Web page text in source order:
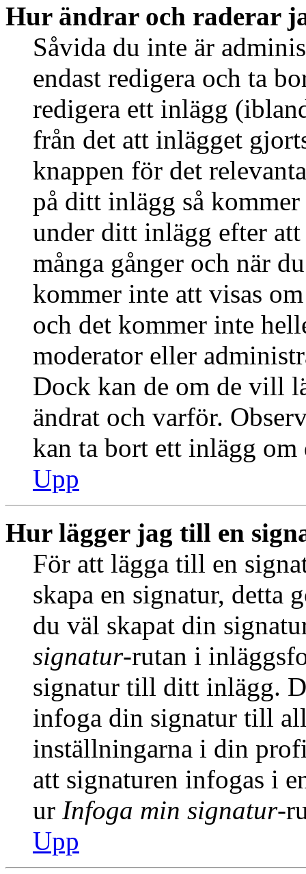
Hur ändrar och raderar
Såvida du inte är
endast redigera och ta
redigera ett inlägg
från det att inlägget
knappen för det
på ditt inlägg så
under ditt inlägg efter
många gånger och när
kommer inte att visas
och det kommer inte
moderator eller
Dock kan de om de vill
ändrat och varför.
kan ta bort ett inlägg om
Upp
Hur lägger jag till en
För att lägga till en
skapa en signatur,
du väl skapat din
signatur-rutan i
signatur till ditt inlägg.
infoga din signatur till
inställningarna i din
att signaturen infogas i
ur Infoga min signatur-
Upp